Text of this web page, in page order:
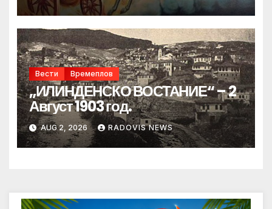
Вести Времеплов
„ИЛИНДЕНСКО ВОСТАНИЕ“ – 2
Август 1903 год.
AUG 2, 2026 RADOVIS NEWS